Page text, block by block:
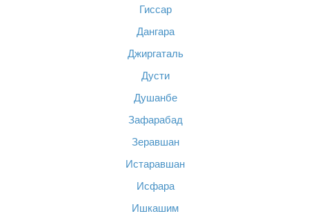
Гиссар
Дангара
Джиргаталь
Дусти
Душанбе
Зафарабад
Зеравшан
Истаравшан
Исфара
Ишкашим